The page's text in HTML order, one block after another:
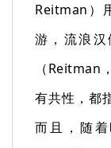
Reitman）
游，流浪
（Reitman
有共性，都
而且，随